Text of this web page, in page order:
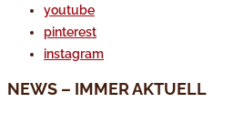
youtube
pinterest
instagram
NEWS – IMMER AKTUELL